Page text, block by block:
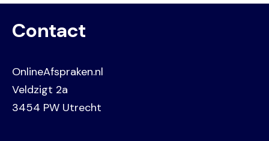
Contact
OnlineAfspraken.nl
Veldzigt 2a
3454 PW Utrecht